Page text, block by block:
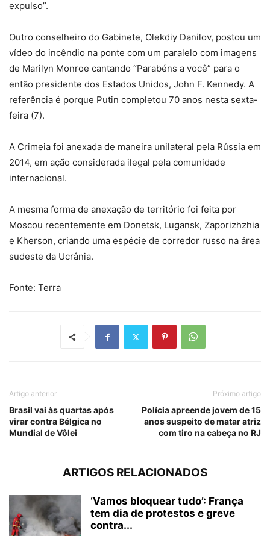
expulso”.
Outro conselheiro do Gabinete, Olekdiy Danilov, postou um
vídeo do incêndio na ponte com um paralelo com imagens
de Marilyn Monroe cantando “Parabéns a você” para o
então presidente dos Estados Unidos, John F. Kennedy. A
referência é porque Putin completou 70 anos nesta sexta-
feira (7).
A Crimeia foi anexada de maneira unilateral pela Rússia em
2014, em ação considerada ilegal pela comunidade
internacional.
A mesma forma de anexação de território foi feita por
Moscou recentemente em Donetsk, Lugansk, Zaporizhzhia
e Kherson, criando uma espécie de corredor russo na área
sudeste da Ucrânia.
Fonte: Terra
Artigo anterior
Brasil vai às quartas após
virar contra Bélgica no
Mundial de Vôlei
Próximo artigo
Polícia apreende jovem de 15
anos suspeito de matar atriz
com tiro na cabeça no RJ
ARTIGOS RELACIONADOS
‘Vamos bloquear tudo’: França
tem dia de protestos e greve
contra...